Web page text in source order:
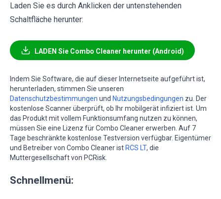
Laden Sie es durch Anklicken der untenstehenden
Schaltfläche herunter:
LADEN Sie Combo Cleaner herunter (Android)
Indem Sie Software, die auf dieser Internetseite aufgeführt ist,
herunterladen, stimmen Sie unseren
Datenschutzbestimmungen und Nutzungsbedingungen zu. Der
kostenlose Scanner überprüft, ob Ihr mobilgerät infiziert ist. Um
das Produkt mit vollem Funktionsumfang nutzen zu können,
müssen Sie eine Lizenz für Combo Cleaner erwerben. Auf 7
Tage beschränkte kostenlose Testversion verfügbar. Eigentümer
und Betreiber von Combo Cleaner istRCS LT, die
Muttergesellschaft von PCRisk.
Schnellmenü: